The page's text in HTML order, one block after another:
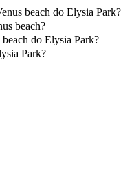
beach do Elysia Park?
z Venus beach do
beach?
beach.do Elysia Park?
Seater trvá približne 11
Park?